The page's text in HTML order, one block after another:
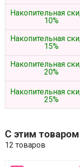
Накопительная
10%
Накопительная
15%
Накопительная
20%
Накопительная
25%
С этим
12 товаров